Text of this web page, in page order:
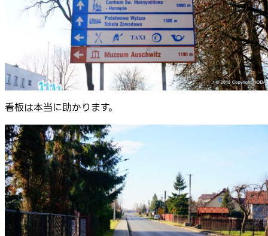
看板は本当に助かります。